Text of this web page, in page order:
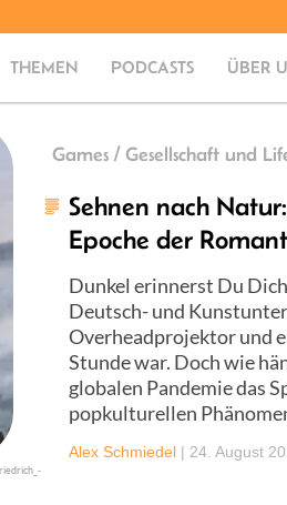
THEMEN PODCASTS ÜBER
Games / Gesellschaft und
Sehnen nach
Epoche der
Dunkel erinnerst Du
Deutsch- und
Overheadprojektor und
Stunde war. Doch wie
globalen Pandemie das
popkulturellen
Alex Schmiedel | 24. August